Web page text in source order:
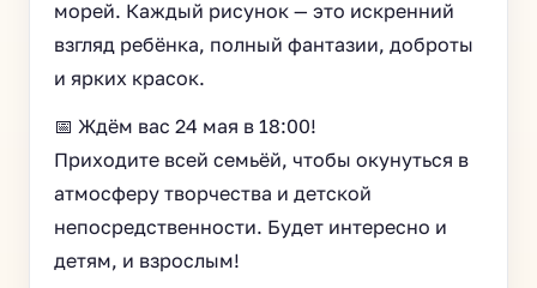
морей. Каждый рисунок — это искренний
взгляд ребёнка, полный фантазии, доброты
и ярких красок.
📅 Ждём вас 24 мая в 18:00!
Приходите всей семьёй, чтобы окунуться в
атмосферу творчества и детской
непосредственности. Будет интересно и
детям, и взрослым!